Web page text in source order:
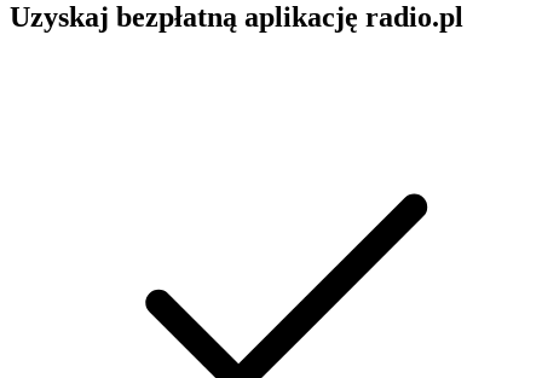
Uzyskaj bezpłatną aplikację radio.pl